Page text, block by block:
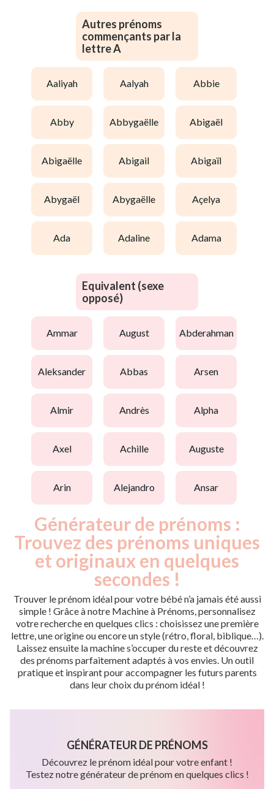
Autres prénoms
commençants par la
lettre A
aaliyah aalyah abbie
abby abbygaëlle abigaël
abigaëlle abigail abigaïl
abygaël abygaëlle açelya
ada adaline adama
Equivalent (sexe
opposé)
ammar august abderahman
aleksander abbas arsen
almir andrès alpha
axel achille auguste
arin alejandro ansar
Générateur de prénoms :
Trouvez des prénoms uniques
et originaux en quelques
secondes !
Trouver le prénom idéal pour votre bébé n’a jamais été aussi
simple ! Grâce à notre Machine à Prénoms, personnalisez
votre recherche en quelques clics : choisissez une première
lettre, une origine ou encore un style (rétro, floral, biblique…).
Laissez ensuite la machine s’occuper du reste et découvrez
des prénoms parfaitement adaptés à vos envies. Un outil
pratique et inspirant pour accompagner les futurs parents
dans leur choix du prénom idéal !
GÉNÉRATEUR DE PRÉNOMS
Découvrez le prénom idéal pour votre enfant !
Testez notre générateur de prénom en quelques clics !